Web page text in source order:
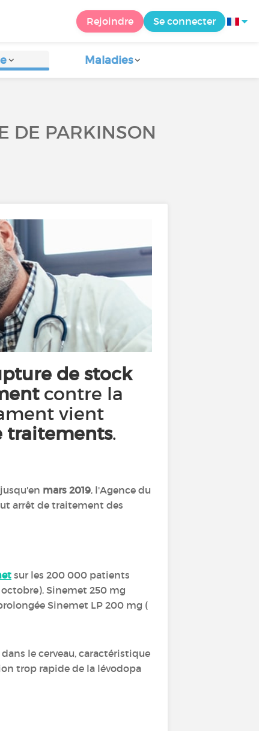
Rejoindre Se connecter
Maladies
DE PARKINSON
de stock
contre la
vient
traitements.
mars 2019, l'Agence du
arrêt de traitement des
sur les 200 000 patients
Sinemet 250 mg
Sinemet LP 200 mg (
le cerveau, caractéristique
trop rapide de la lévodopa